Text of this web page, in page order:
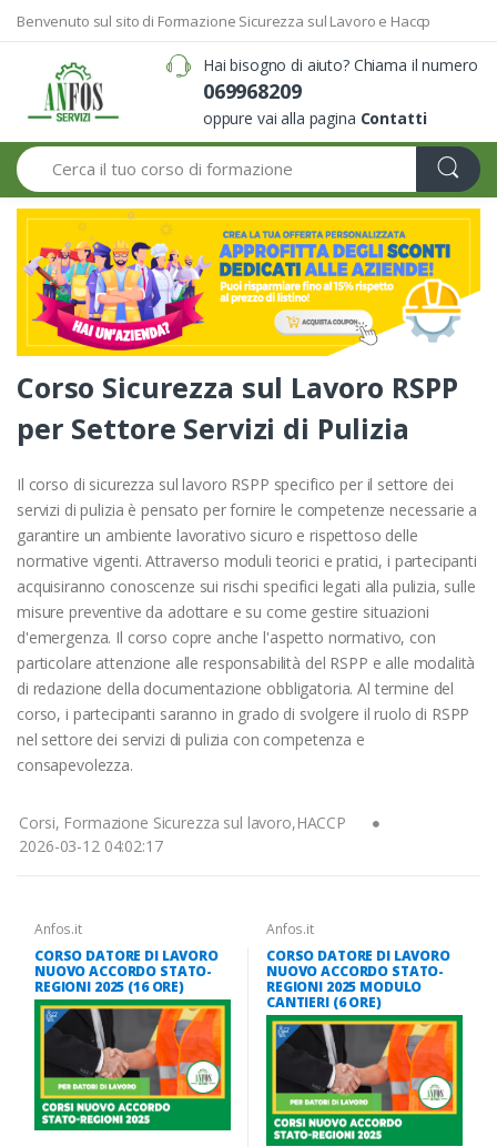
Benvenuto sul sito di Formazione Sicurezza sul Lavoro e Haccp
Hai bisogno di aiuto? Chiama il numero
069968209
oppure vai alla pagina Contatti
Search
Corso Sicurezza sul Lavoro RSPP
per Settore Servizi di Pulizia
Il corso di sicurezza sul lavoro RSPP specifico per il settore dei
servizi di pulizia è pensato per fornire le competenze necessarie a
garantire un ambiente lavorativo sicuro e rispettoso delle
normative vigenti. Attraverso moduli teorici e pratici, i partecipanti
acquisiranno conoscenze sui rischi specifici legati alla pulizia, sulle
misure preventive da adottare e su come gestire situazioni
d'emergenza. Il corso copre anche l'aspetto normativo, con
particolare attenzione alle responsabilità del RSPP e alle modalità
di redazione della documentazione obbligatoria. Al termine del
corso, i partecipanti saranno in grado di svolgere il ruolo di RSPP
nel settore dei servizi di pulizia con competenza e
consapevolezza.
Corsi, Formazione Sicurezza sul lavoro,HACCP
2026-03-12 04:02:17
Anfos.it
CORSO DATORE DI LAVORO
NUOVO ACCORDO STATO-
REGIONI 2025 (16 ORE)
Anfos.it
CORSO DATORE DI LAVORO
NUOVO ACCORDO STATO-
REGIONI 2025 MODULO
CANTIERI (6 ORE)